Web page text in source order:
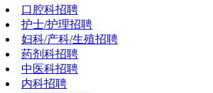
口腔科招聘
护士/护理招聘
妇科/产科/生殖招聘
药剂科招聘
中医科招聘
内科招聘